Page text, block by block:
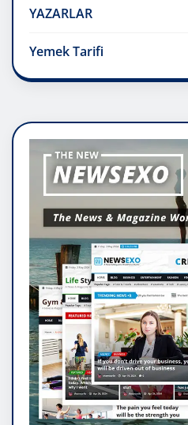
YAZARLAR
Yemek Tarifi